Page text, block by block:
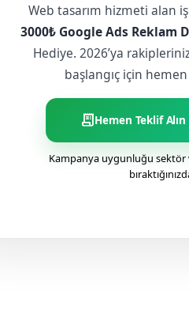
Web tasarım hizmeti alan
3000₺ Google Ads Reklam
Hediye. 2026’ya
başlangıç için
receipt_longHemen Teklif Alın
Kampanya uygunluğu sektör